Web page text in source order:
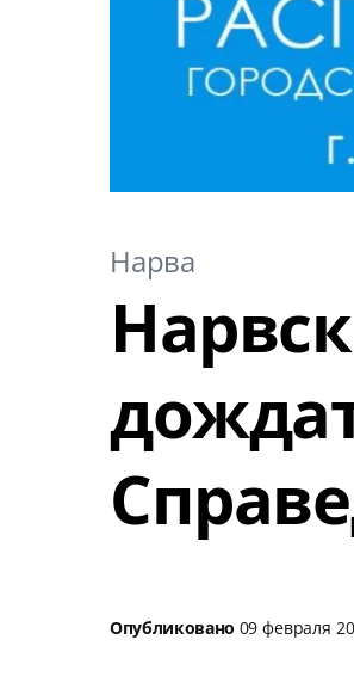
Нарва
Опубликовано 09 февраля